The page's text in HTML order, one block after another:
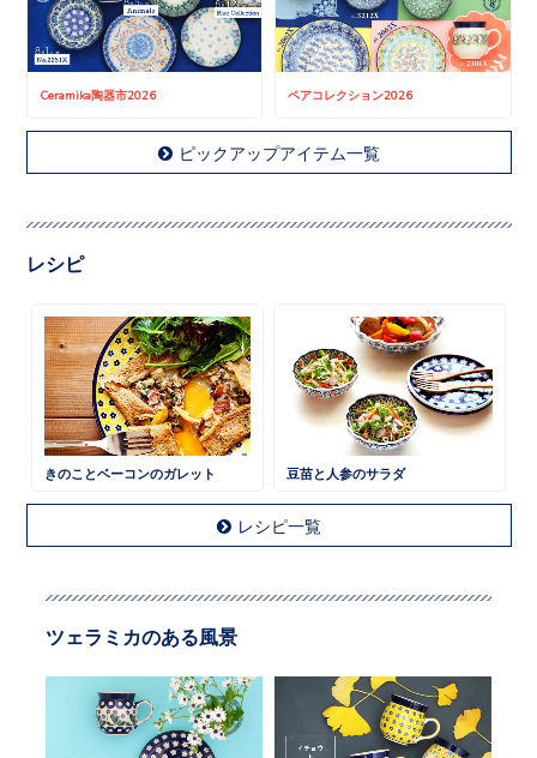
Ceramika陶器市2026 ペアコレクション2026
ピックアップアイテム一覧
レシピ
きのことベーコンのガレット 豆苗と人参のサラダ
レシピ一覧
ツェラミカのある風景